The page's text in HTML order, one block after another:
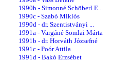
1990b - Simonné Schöberl E...
1990c - Szabó Miklós
1990d - dr. Szentistványi ...
1991a - Vargáné Somlai Márta
1991b - dr. Horváth Józsefné
1991c - Poór Attila
1991d - Bakó Erzsébet